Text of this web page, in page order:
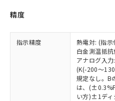
精度
指示精度
熱電対: (指
白金測温抵
アナログ入
(K(-200～
規定なし。
は、
い方)±1ディ
荷製品に未対応品が
欄に対応日を記載し
既に当社にて対応
していることから、
り、2022年1月12日